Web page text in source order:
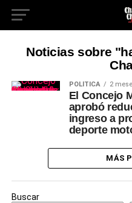
Noticias sobre
POLÍTICA 2
El Concejo
aprobó
ingreso a
deporte
MÁS
Buscar